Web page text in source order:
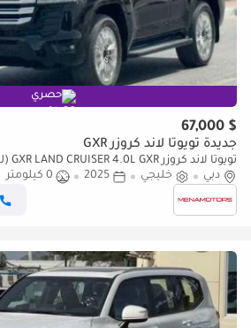
حصري
$ 67,000
جديدة تويوتا لاند كروزر GXR
تويوتا لاند كروزر GXR LAND CRUISER 4.0L GXR (للتصدير فقط)
دبي
خليجي 2025
0 كيلومتر